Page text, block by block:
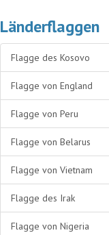
Länderflaggen
Flagge des Kosovo
Flagge von England
Flagge von Peru
Flagge von Belarus
Flagge von Vietnam
Flagge des Irak
Flagge von Nigeria